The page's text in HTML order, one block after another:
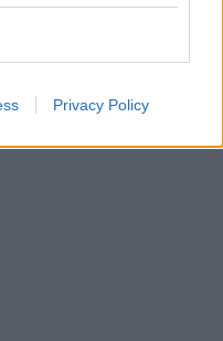
Privacy Policy
ζωές
Όταν ακόμη